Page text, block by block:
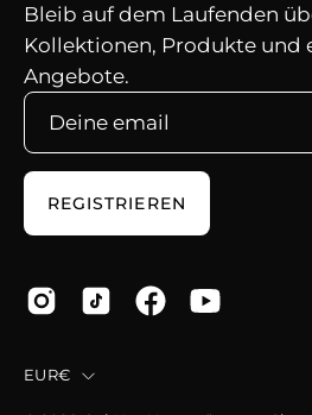
Bleib auf dem Laufenden
Kollektionen, Produkte und
Angebote.
REGISTRIEREN
Land
EUR€